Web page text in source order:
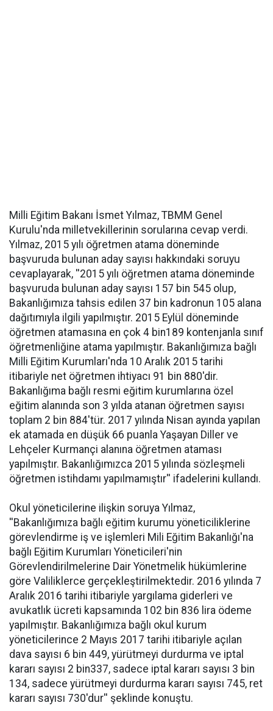
Milli Eğitim Bakanı İsmet Yılmaz, TBMM Genel
Kurulu'nda milletvekillerinin sorularına cevap verdi.
Yılmaz, 2015 yılı öğretmen atama döneminde
başvuruda bulunan aday sayısı hakkındaki soruyu
cevaplayarak, ''2015 yılı öğretmen atama döneminde
başvuruda bulunan aday sayısı 157 bin 545 olup,
Bakanlığımıza tahsis edilen 37 bin kadronun 105 alana
dağıtımıyla ilgili yapılmıştır. 2015 Eylül döneminde
öğretmen atamasına en çok 4 bin189 kontenjanla sınıf
öğretmenliğine atama yapılmıştır. Bakanlığımıza bağlı
Milli Eğitim Kurumları'nda 10 Aralık 2015 tarihi
itibariyle net öğretmen ihtiyacı 91 bin 880'dir.
Bakanlığıma bağlı resmi eğitim kurumlarına özel
eğitim alanında son 3 yılda atanan öğretmen sayısı
toplam 2 bin 884'tür. 2017 yılında Nisan ayında yapılan
ek atamada en düşük 66 puanla Yaşayan Diller ve
Lehçeler Kurmançi alanına öğretmen ataması
yapılmıştır. Bakanlığımızca 2015 yılında sözleşmeli
öğretmen istihdamı yapılmamıştır'' ifadelerini kullandı.
Okul yöneticilerine ilişkin soruya Yılmaz,
''Bakanlığımıza bağlı eğitim kurumu yöneticiliklerine
görevlendirme iş ve işlemleri Mili Eğitim Bakanlığı'na
bağlı Eğitim Kurumları Yöneticileri'nin
Görevlendirilmelerine Dair Yönetmelik hükümlerine
göre Valiliklerce gerçekleştirilmektedir. 2016 yılında 7
Aralık 2016 tarihi itibariyle yargılama giderleri ve
avukatlık ücreti kapsamında 102 bin 836 lira ödeme
yapılmıştır. Bakanlığımıza bağlı okul kurum
yöneticilerince 2 Mayıs 2017 tarihi itibariyle açılan
dava sayısı 6 bin 449, yürütmeyi durdurma ve iptal
kararı sayısı 2 bin337, sadece iptal kararı sayısı 3 bin
134, sadece yürütmeyi durdurma kararı sayısı 745, ret
kararı sayısı 730'dur'' şeklinde konuştu.